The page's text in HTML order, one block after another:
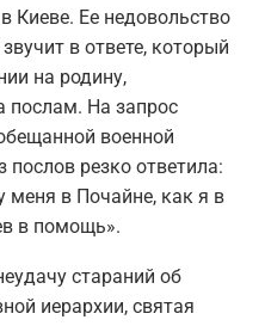
Киеве. Ее недовольство
в ответе, который
на родину,
послам. На запрос
военной
резко ответила:
меня в Почайне, как я в
в помощь».
стараний об
иерархии, святая